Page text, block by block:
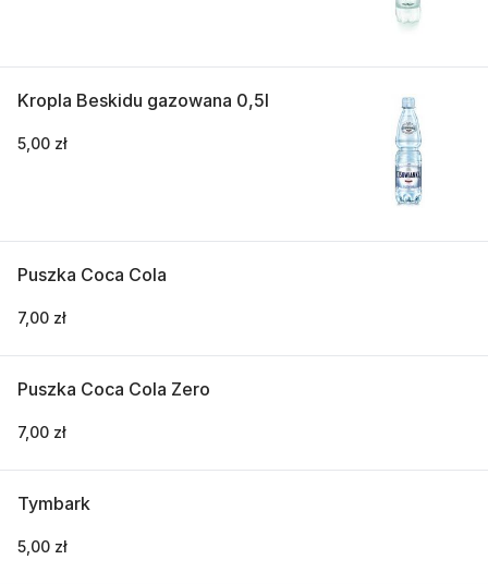
Kropla Beskidu gazowana 0,5l
5,00 zł
Puszka Coca Cola
7,00 zł
Puszka Coca Cola Zero
7,00 zł
Tymbark
5,00 zł